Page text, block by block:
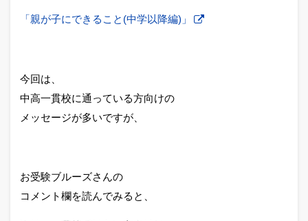
「親が子にできること(中学以降編)」
今回は、
中高一貫校に通っている方向けの
メッセージが多いですが、
お受験ブルーズさんの
コメント欄を読んでみると、